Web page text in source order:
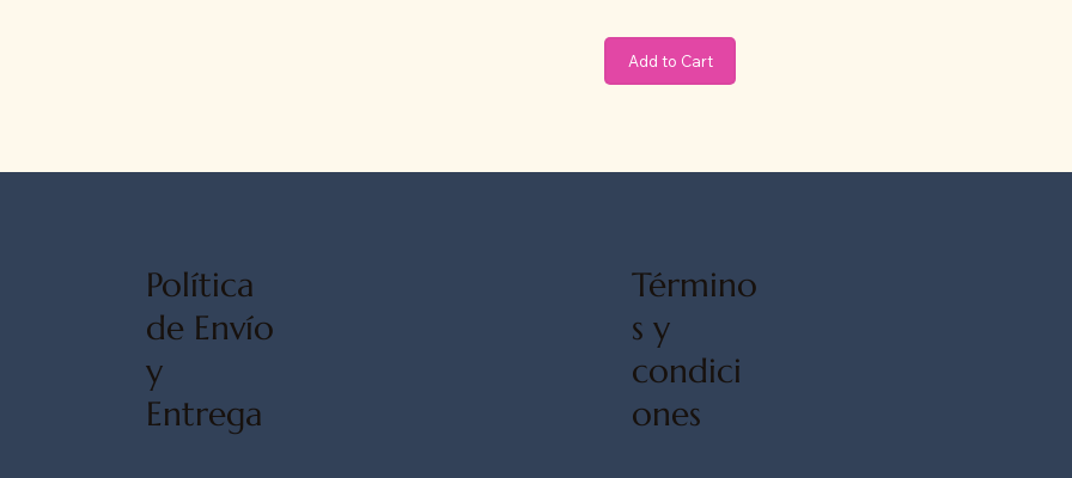
Add to Cart
Término
s y
condici
ones
Política
de Envío
y
Entrega